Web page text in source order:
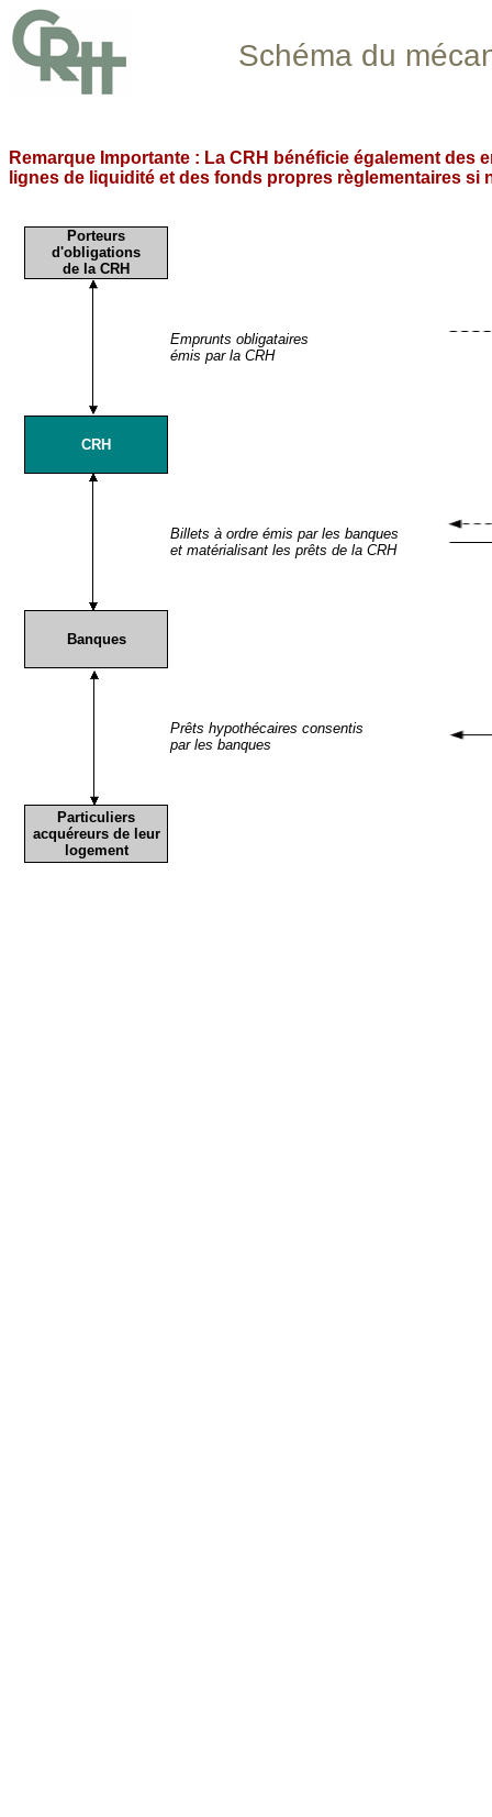
Schéma du
Remarque Importante : La CRH bénéficie également
lignes de liquidité et des fonds propres règlementaires si
Porteurs
d'obligations
de la CRH
Emprunts obligataires
émis par la CRH
CRH
Billets à ordre émis par les banques
et matérialisant les prêts de la CRH
Banques
Prêts hypothécaires consentis
par les banques
Particuliers
acquéreurs de leur
logement